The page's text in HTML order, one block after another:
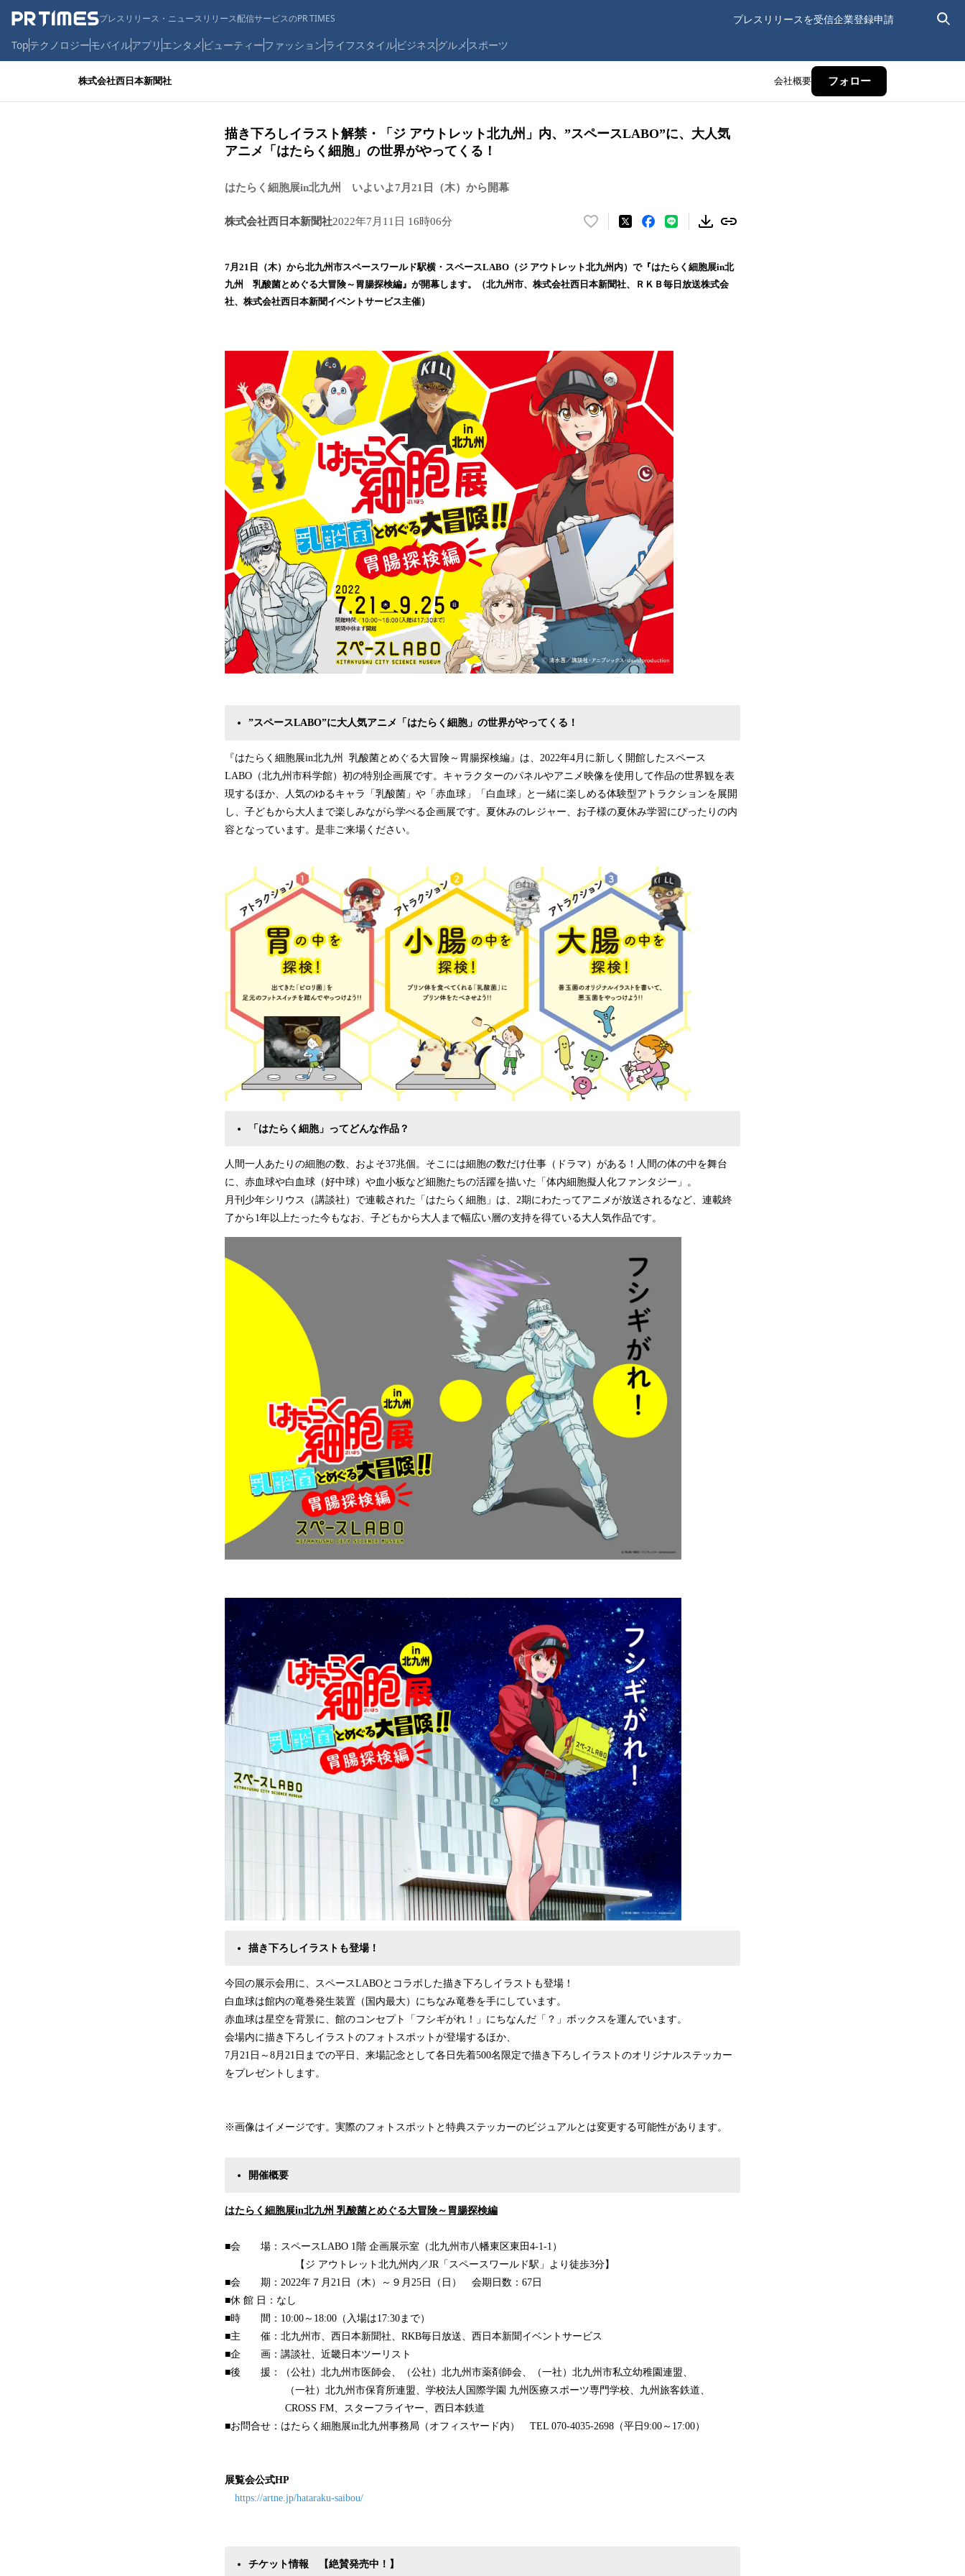
プレスリリース・ニュースリリース配信サービスのPR TIMES プレスリリースを受信企業登録申請
Topテクノロジーモバイルアプリ エンタメ ビューティーファッションライフスタイルビジネス グルメ スポーツ
株式会社西日本新聞社 会社概要 フォロー
描き下ろしイラスト解禁・「ジ アウトレット北九州」内、”スペースLABO”に、大人気
アニメ「はたらく細胞」の世界がやってくる！
はたらく細胞展in北九州 いよいよ7月21日（木）から開幕
株式会社西日本新聞社2022年7月11日 16時06分
い
！
数
込
み
中
で
す
7月21日（木）から北九州市スペースワールド駅横・スペースLABO（ジ アウトレット北九州内）で『はたらく細胞展in北
九州 乳酸菌とめぐる大冒険～胃腸探検編』が開幕します。（北九州市、株式会社西日本新聞社、ＲＫＢ毎日放送株式会
社、株式会社西日本新聞イベントサービス主催）
”スペースLABO”に大人気アニメ「はたらく細胞」の世界がやってくる！
『はたらく細胞展in北九州 乳酸菌とめぐる大冒険～胃腸探検編』は、2022年4月に新しく開館したスペース
LABO（北九州市科学館）初の特別企画展です。キャラクターのパネルやアニメ映像を使用して作品の世界観を表
現するほか、人気のゆるキャラ「乳酸菌」や「赤血球」「白血球」と一緒に楽しめる体験型アトラクションを展開
し、子どもから大人まで楽しみながら学べる企画展です。夏休みのレジャー、お子様の夏休み学習にぴったりの内
容となっています。是非ご来場ください。
「はたらく細胞」ってどんな作品？
人間一人あたりの細胞の数、およそ37兆個。そこには細胞の数だけ仕事（ドラマ）がある！人間の体の中を舞台
に、赤血球や白血球（好中球）や血小板など細胞たちの活躍を描いた「体内細胞擬人化ファンタジー」。
月刊少年シリウス（講談社）で連載された「はたらく細胞」は、2期にわたってアニメが放送されるなど、連載終
了から1年以上たった今もなお、子どもから大人まで幅広い層の支持を得ている大人気作品です。
描き下ろしイラストも登場！
今回の展示会用に、スペースLABOとコラボした描き下ろしイラストも登場！
白血球は館内の竜巻発生装置（国内最大）にちなみ竜巻を手にしています。
赤血球は星空を背景に、館のコンセプト「フシギがれ！」にちなんだ「？」ボックスを運んでいます。
会場内に描き下ろしイラストのフォトスポットが登場するほか、
7月21日～8月21日までの平日、来場記念として各日先着500名限定で描き下ろしイラストのオリジナルステッカー
をプレゼントします。
※画像はイメージです。実際のフォトスポットと特典ステッカーのビジュアルとは変更する可能性があります。
開催概要
はたらく細胞展in北九州 乳酸菌とめぐる大冒険～胃腸探検編
■会 場：スペースLABO 1階 企画展示室（北九州市八幡東区東田4-1-1）
【ジ アウトレット北九州内／JR「スペースワールド駅」より徒歩3分】
■会 期：2022年７月21日（木）～９月25日（日） 会期日数：67日
■休 館 日：なし
■時 間：10:00～18:00（入場は17:30まで）
■主 催：北九州市、西日本新聞社、RKB毎日放送、西日本新聞イベントサービス
■企 画：講談社、近畿日本ツーリスト
■後 援：（公社）北九州市医師会、（公社）北九州市薬剤師会、（一社）北九州市私立幼稚園連盟、
（一社）北九州市保育所連盟、学校法人国際学園 九州医療スポーツ専門学校、九州旅客鉄道、
CROSS FM、スターフライヤー、西日本鉄道
■お問合せ：はたらく細胞展in北九州事務局（オフィスヤード内） TEL 070-4035-2698（平日9:00～17:00）
展覧会公式HP
https://artne.jp/hataraku-saibou/
チケット情報 【絶賛発売中！】